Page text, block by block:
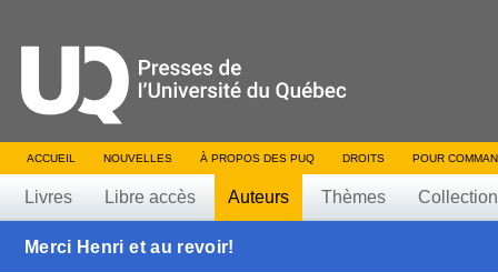
ACCUEIL NOUVELLES À PROPOS DES PUQ DROITS POUR
Livres Libre accès Auteurs Thèmes
Merci Henri et au revoir!